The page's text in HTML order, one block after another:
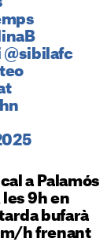
@sibilafc
a Palamós
les 9h en
bufarà
h frenant